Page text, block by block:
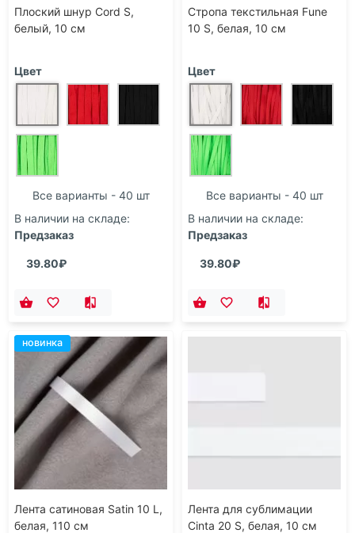
Плоский шнур Cord S,
белый, 10 см
Цвет
Все варианты - 40 шт
В наличии на складе:
Предзаказ
39.80₽
Стропа текстильная Fune
10 S, белая, 10 см
Цвет
Все варианты - 40 шт
В наличии на складе:
Предзаказ
39.80₽
новинка
Лента сатиновая Satin 10 L,
белая, 110 см
Лента для сублимации
Cinta 20 S, белая, 10 см